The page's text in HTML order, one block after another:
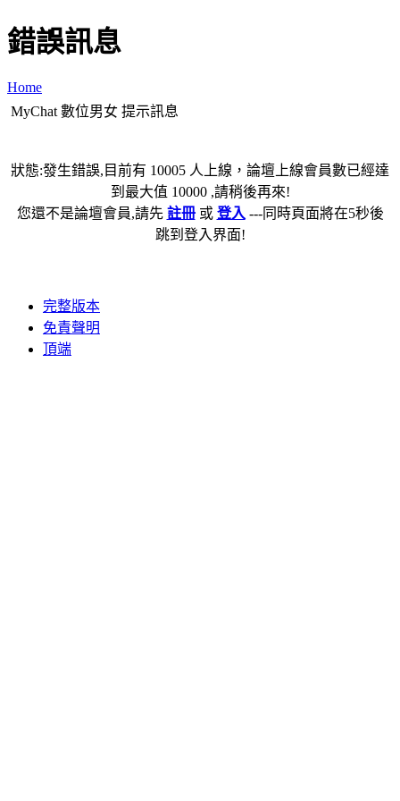
錯誤訊息
Home
MyChat 數位男女 提示訊息
狀態:發生錯誤,目前有 10005 人上線，論壇上線會員數已經達
到最大值 10000 ,請稍後再來!
您還不是論壇會員,請先 註冊或 登入 ---同時頁面將在5秒後
跳到登入界面!
完整版本
免責聲明
頂端